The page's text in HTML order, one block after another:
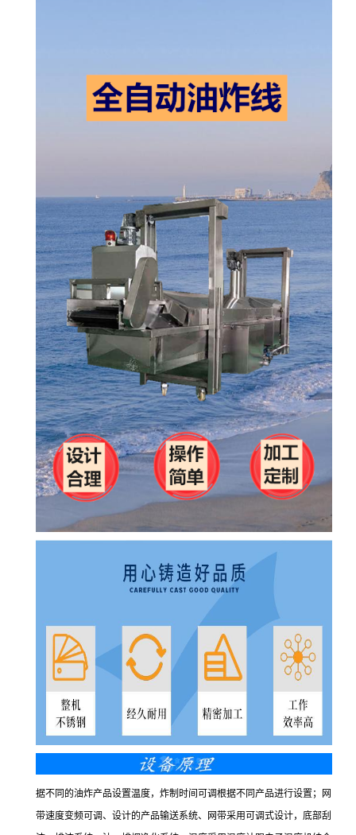
据不同的油炸产品设置温度，炸制时间可调根据不同产品进行设置；网
带速度变频可调、设计的产品输送系统、网带采用可调式设计，底部刮